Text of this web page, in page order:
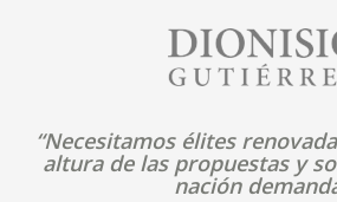
“Necesitamos élites
altura de las propuestas y
nación